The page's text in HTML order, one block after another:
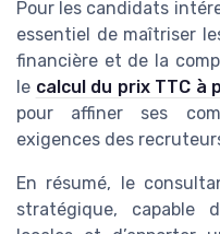
Pour les candidats
essentiel de maîtriser
financière et de la
le calcul du prix TTC à
pour affiner ses
exigences des
En résumé, le
stratégique, capable